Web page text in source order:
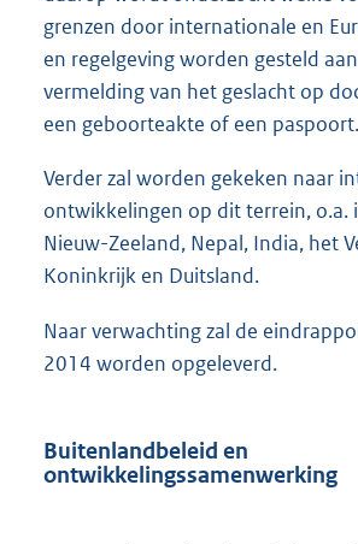
grenzen door internationale en
en regelgeving worden gesteld
vermelding van het geslacht op
een geboorteakte of een paspoort.
Verder zal worden gekeken naar
ontwikkelingen op dit terrein, o.a.
Nieuw-Zeeland, Nepal, India, het
Koninkrijk en Duitsland.
Naar verwachting zal de
2014 worden opgeleverd.
Buitenlandbeleid en
ontwikkelingssamenwerking